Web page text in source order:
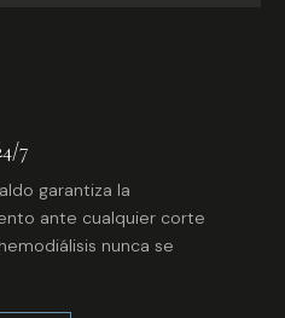
7
garantiza la
ante cualquier corte
nunca se